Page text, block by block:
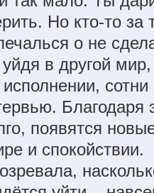
Но кто-то за
о не
в другой
появятся
и спокойствии.